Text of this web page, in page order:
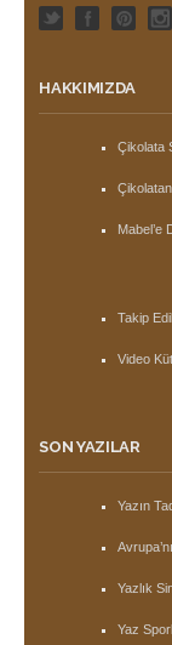
HAKKIMIZDA
Çikolata
Mabel’e
Takip
Video
SON YAZILAR
Yazın
Yazlık
Yaz